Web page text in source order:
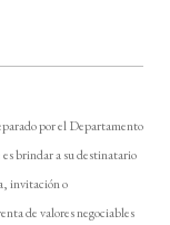
por el Departamento
brindar a su destinatario
invitación o
de valores negociables